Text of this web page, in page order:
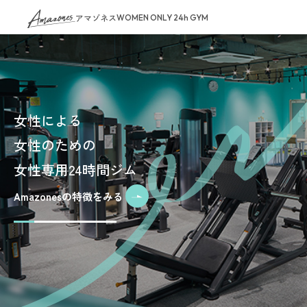
アマゾネスWOMEN ONLY 24h GYM
女性による
女性のための
女性専用24時間ジム
Amazonesの特徴をみる